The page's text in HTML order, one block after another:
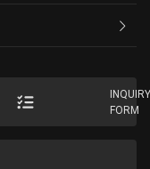
FORM